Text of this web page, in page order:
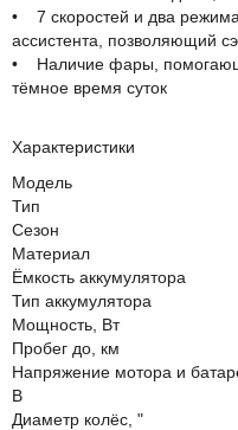
• 7 скоростей и два
ассистента, позволяющий
• Наличие фары,
тёмное время суток
Характеристики
Модель
Тип
Сезон
Материал
Ёмкость аккумулятора
Тип аккумулятора
Мощность, Вт
Пробег до, км
Напряжение мотора и
В
Диаметр колёс, "